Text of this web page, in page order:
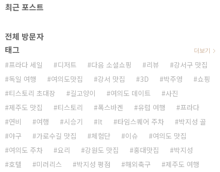
최근 포스트
전체 방문자
태그
프라다 세일 디저트 다음 소셜쇼핑 리뷰
강서구 맛집
독일 여행
여의도맛집 강서 맛집 3D 박주영
쇼핑
티스토리 초대장
길고양이 여의도 데이트
사진
제주도 맛집
티스토리 폭스바겐 유럽 여행
프라다
연비
여행 시승기 It 타임스퀘어 주차
박지성 골
야구
가로수길 맛집 체험단 이슈
여의도 맛집
여의도 주차
요리 강원도 맛집 홍대맛집
박지성
호텔
미러리스 박지성 평점 해외축구
제주도 여행
더보기